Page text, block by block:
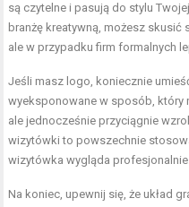
są czytelne i pasują do stylu
branżę kreatywną, możesz
ale w przypadku firm formalnych
Jeśli masz logo, koniecznie
wyeksponowane w sposób, który
ale jednocześnie przyciągnie
wizytówki to powszechnie
wizytówka wygląda
Na koniec, upewnij się, że układ